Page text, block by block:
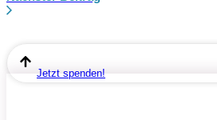
Jetzt spenden!